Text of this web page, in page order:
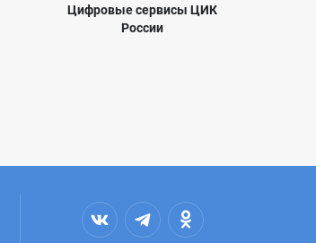
Цифровые сервисы ЦИК
России